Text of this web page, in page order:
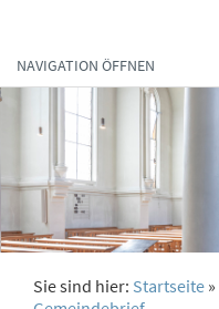
NAVIGATION ÖFFNEN
Sie sind hier: Startseite »